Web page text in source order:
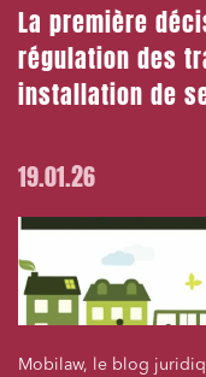
La première
régulation des
installation de
19.01.26
Mobilaw, le blog